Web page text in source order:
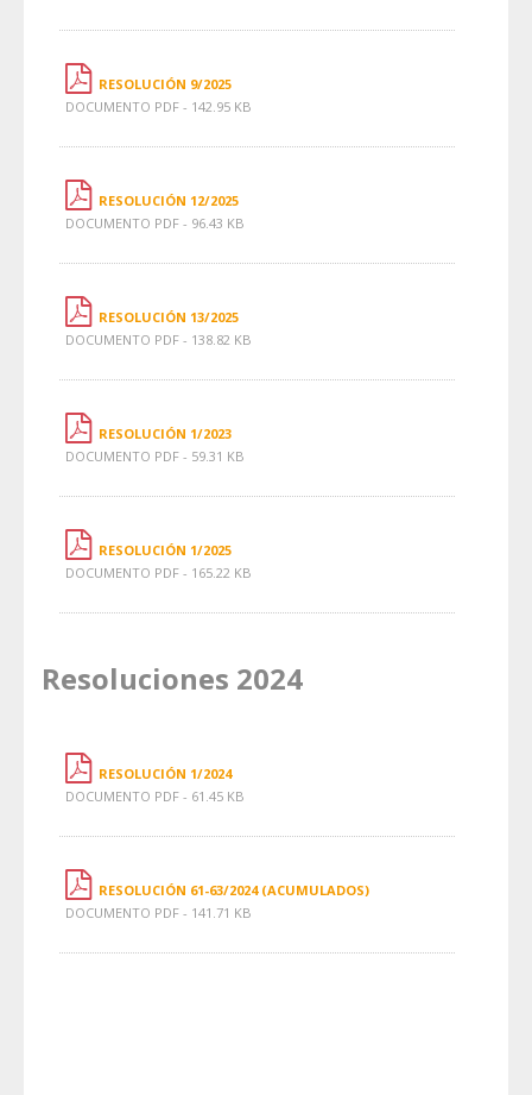
RESOLUCIÓN 9/2025
DOCUMENTO PDF - 142.95 KB
RESOLUCIÓN 12/2025
DOCUMENTO PDF - 96.43 KB
RESOLUCIÓN 13/2025
DOCUMENTO PDF - 138.82 KB
RESOLUCIÓN 1/2023
DOCUMENTO PDF - 59.31 KB
RESOLUCIÓN 1/2025
DOCUMENTO PDF - 165.22 KB
Resoluciones 2024
RESOLUCIÓN 1/2024
DOCUMENTO PDF - 61.45 KB
RESOLUCIÓN 61-63/2024 (ACUMULADOS)
DOCUMENTO PDF - 141.71 KB